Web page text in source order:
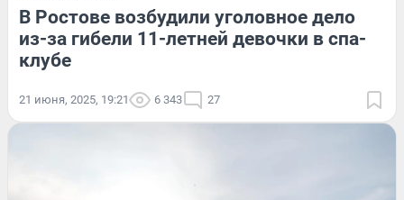
В Ростове возбудили уголовное дело
из-за гибели 11-летней девочки в спа-
клубе
21 июня, 2025, 19:21 6 343 27